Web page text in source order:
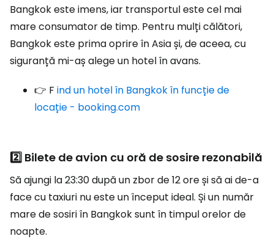
Bangkok este imens, iar transportul este cel mai
mare consumator de timp. Pentru mulți călători,
Bangkok este prima oprire în Asia și, de aceea, cu
siguranță mi-aș alege un hotel în avans.
👉 F ind un hotel în Bangkok în funcție de
locație - booking.com
2️⃣ Bilete de avion cu oră de sosire rezonabilă
Să ajungi la 23:30 după un zbor de 12 ore și să ai de-a
face cu taxiuri nu este un început ideal. Și un număr
mare de sosiri în Bangkok sunt în timpul orelor de
noapte.